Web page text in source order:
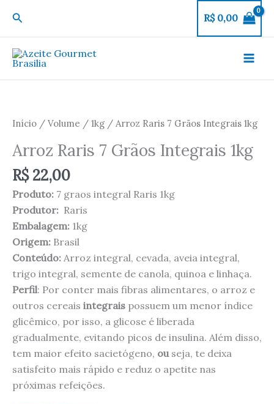
para
o
conteúdo
Pesquisar R$0,00
Início / Volume / 1kg / Arroz Raris 7 Grãos Integrais 1kg
Arroz Raris 7 Grãos Integrais 1kg
R$22,00
Produto: 7 graos integral Raris 1kg
Produtor: Raris
Embalagem: 1kg
Origem: Brasil
Conteúdo: Arroz integral, cevada, aveia integral,
trigo integral, semente de canola, quinoa e linhaça.
Perfil: Por conter mais fibras alimentares, o arroz e
outros cereais integrais possuem um menor índice
glicêmico, por isso, a glicose é liberada
gradualmente, evitando picos de insulina. Além disso,
tem maior efeito sacietógeno, ouseja, te deixa
satisfeito mais rápido e reduz o apetite nas
próximas refeições.